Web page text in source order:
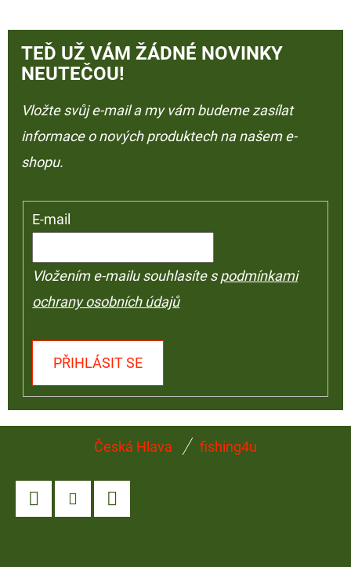
TEĎ UŽ VÁM ŽÁDNÉ NOVINKY
NEUTEČOU!
Vložte svůj e-mail a my vám budeme zasílat
informace o nových produktech na našem e-
shopu.
E-mail
Vložením e-mailu souhlasíte spodmínkami
ochrany osobních údajů
PŘIHLÁSIT SE
Česká Hlava fishing4u